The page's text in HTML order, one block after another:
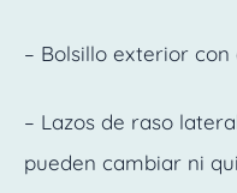
– Bolsillo exterior
– Lazos de raso
pueden cambiar ni